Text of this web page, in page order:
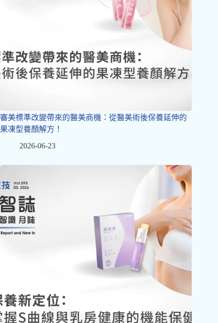
審美標準改變帶來的醫美商機：從醫美術後保養延伸的
果凍型養顏解方！
2026-06-23